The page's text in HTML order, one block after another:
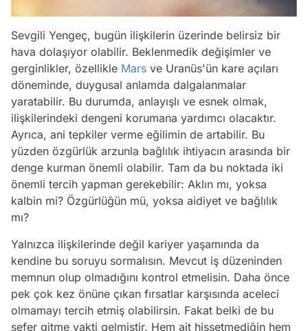
Sevgili Yengeç, bugün ilişkilerin üzerinde belirsiz bir
hava dolaşıyor olabilir. Beklenmedik değişimler ve
gerginlikler, özellikle Mars ve Uranüs'ün kare açıları
döneminde, duygusal anlamda dalgalanmalar
yaratabilir. Bu durumda, anlayışlı ve esnek olmak,
ilişkilerindeki dengeni korumana yardımcı olacaktır.
Ayrıca, ani tepkiler verme eğilimin de artabilir. Bu
yüzden özgürlük arzunla bağlılık ihtiyacın arasında bir
denge kurman önemli olabilir. Tam da bu noktada iki
önemli tercih yapman gerekebilir: Aklın mı, yoksa
kalbin mi? Özgürlüğün mü, yoksa aidiyet ve bağlılık
mı?
Yalnızca ilişkilerinde değil kariyer yaşamında da
kendine bu soruyu sormalısın. Mevcut iş düzeninden
memnun olup olmadığını kontrol etmelisin. Daha önce
pek çok kez önüne çıkan fırsatlar karşısında aceleci
olmamayı tercih etmiş olabilirsin. Fakat belki de bu
sefer gitme vakti gelmiştir. Hem ait hissetmediğin hem